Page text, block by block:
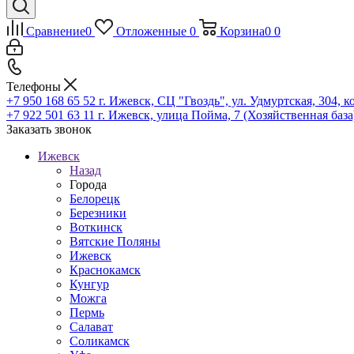
Сравнение0 Отложенные 0 Корзина0 0
Телефоны
+7 950 168 65 52 г. Ижевск, СЦ "Гвоздь", ул. Удмуртская, 304,
+7 922 501 63 11 г. Ижевск, улица Пойма, 7 (Хозяйственная
Заказать звонок
Ижевск
Назад
Города
Белорецк
Березники
Воткинск
Вятские Поляны
Ижевск
Краснокамск
Кунгур
Можга
Пермь
Салават
Соликамск